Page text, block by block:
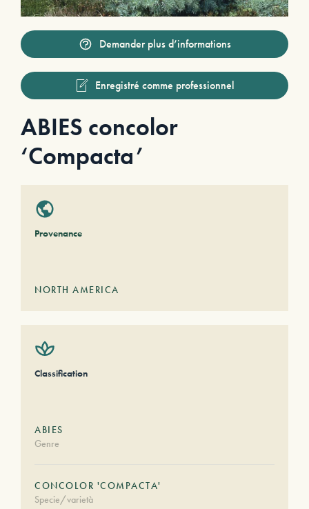
Demander plus d’informations
Enregistré comme professionnel
ABIES concolor
‘Compacta’
Provenance
NORTH AMERICA
Classification
ABIES
Genre
CONCOLOR 'COMPACTA'
Specie/varietà